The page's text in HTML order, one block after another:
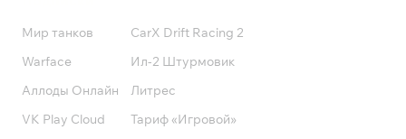
Мир танков
Warface
Аллоды Онлайн
VK Play Cloud
CarX Drift Racing 2
Ил-2 Штурмовик
Литрес
Тариф «Игровой»